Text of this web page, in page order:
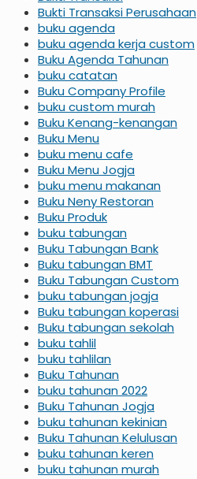
Bukti Transaksi Perusahaan
buku agenda
buku agenda kerja custom
Buku Agenda Tahunan
buku catatan
Buku Company Profile
buku custom murah
Buku Kenang-kenangan
Buku Menu
buku menu cafe
Buku Menu Jogja
buku menu makanan
Buku Neny Restoran
Buku Produk
buku tabungan
Buku Tabungan Bank
Buku tabungan BMT
Buku Tabungan Custom
buku tabungan jogja
Buku tabungan koperasi
Buku tabungan sekolah
buku tahlil
buku tahlilan
Buku Tahunan
buku tahunan 2022
Buku Tahunan Jogja
buku tahunan kekinian
Buku Tahunan Kelulusan
buku tahunan keren
buku tahunan murah